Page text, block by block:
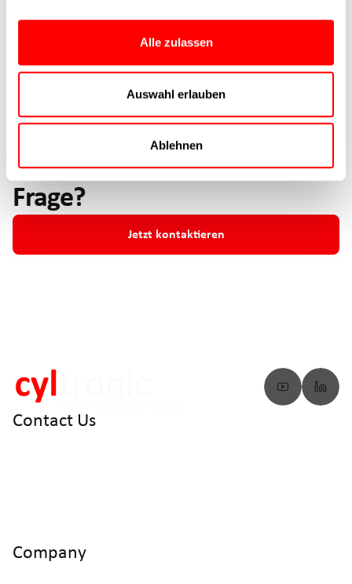
Alle zulassen
Auswahl erlauben
Ablehnen
Haben Sie eine spezifische
Frage?
Jetzt kontaktieren
Contact Us
Company